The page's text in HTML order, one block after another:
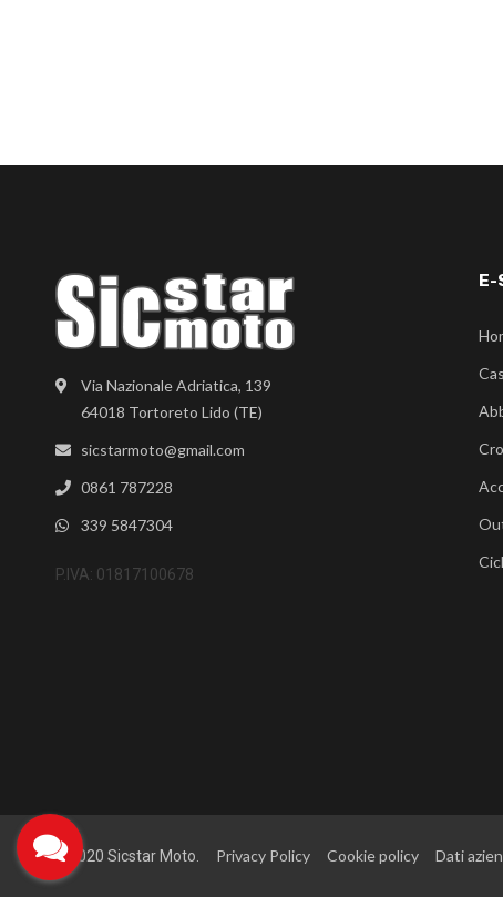
Via Nazionale Adriatica, 139
64018 Tortoreto Lido (TE)
sicstarmoto@gmail.com
0861 787228
339 5847304
P.IVA: 01817100678
E-
©2020 Sicstar Moto. Privacy Policy Cookie policy Dati